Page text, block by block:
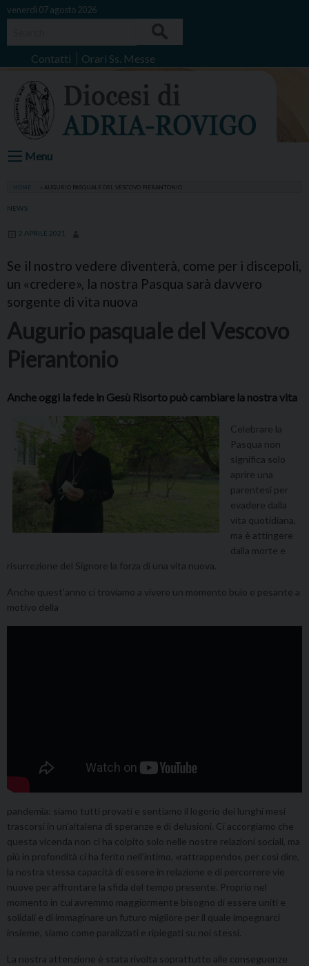
Skip
venerdì 07 agosto 2026
Contatti Orari Ss. Messe
Menu
HOME AUGURIO PASQUALE DEL VESCOVO PIERANTONIO
NEWS
2 APRILE 2021
Se il nostro vedere diventerà, come per i discepoli,
un «credere», la nostra Pasqua sarà davvero
sorgente di vita nuova
Augurio pasquale del Vescovo
Pierantonio
Anche oggi la fede in Gesù Risorto può cambiare la nostra vita
Celebrare la
Pasqua non
significa solo
aprire una
parentesi per
evadere dalla
vita quotidiana,
ma è attingere
dalla morte e
risurrezione del Signore la forza di una vita nuova.
Anche quest’anno ci troviamo a vivere un momento buio e pesante a
motivo della
pandemia: siamo tutti provati e sentiamo il logorio dei lunghi mesi
trascorsi in un’altalena di speranze e di delusioni. Ci accorgiamo che
questa vicenda non ci ha colpito solo nelle nostre relazioni sociali, ma
più in profondità ci ha ferito nell’intimo, «rattrappendo», per così dire,
la nostra stessa capacità di essere in relazione e di percorrere vie
nuove per affrontare la sfida del tempo presente. Proprio nel
momento in cui avremmo maggiormente bisogno di essere uniti e
solidali e di immaginare un futuro migliore per il quale impegnarci
insieme, siamo come paralizzati e ripiegati su noi stessi.
La nostra attenzione è stata rivolta soprattutto alle conseguenze